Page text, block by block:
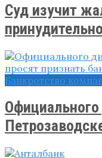
Суд изучит
Банкротство
Официального